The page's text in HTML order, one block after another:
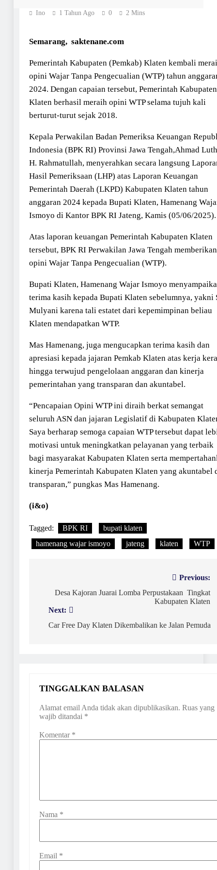
Ino 1 Tahun Ago 0 2 Mins
Semarang, saktenane.com
Pemerintah Kabupaten (Pemkab) Klaten kembali
opini Wajar Tanpa Pengecualian (WTP) tahun
2024. Dengan capaian tersebut, Pemerintah Kabupaten
Klaten berhasil meraih opini WTP selama tujuh kali
berturut-turut sejak 2018.
Kepala Perwakilan Badan Pemeriksa Keuangan
Indonesia (BPK RI) Provinsi Jawa Tengah,Ahmad
H. Rahmatullah, menyerahkan secara langsung
Hasil Pemeriksaan (LHP) atas Laporan Keuangan
Pemerintah Daerah (LKPD) Kabupaten Klaten tahun
anggaran 2024 kepada Bupati Klaten, Hamenang
Ismoyo di Kantor BPK RI Jateng, Kamis (05/06/2025).
Atas laporan keuangan Pemerintah Kabupaten Klaten
tersebut, BPK RI Perwakilan Jawa Tengah memberikan
opini Wajar Tanpa Pengecualian (WTP).
Bupati Klaten, Hamenang Wajar Ismoyo
terima kasih kepada Bupati Klaten sebelumnya, yakni
Mulyani karena tali estatet dari kepemimpinan beliau
Klaten mendapatkan WTP.
Mas Hamenang, juga mengucapkan terima kasih dan
apresiasi kepada jajaran Pemkab Klaten atas kerja
hingga terwujud pengelolaan anggaran dan kinerja
pemerintahan yang transparan dan akuntabel.
“Pencapaian Opini WTP ini diraih berkat semangat
seluruh ASN dan jajaran Legislatif di Kabupaten
Saya berharap semoga capaian WTP tersebut dapat
motivasi untuk meningkatkan pelayanan yang terbaik
bagi masyarakat Kabupaten Klaten serta
kinerja Pemerintah Kabupaten Klaten yang akuntabel
transparan,” pungkas Mas Hamenang.
(i&o)
Tagged: BPK RI
bupati klaten
hamenang wajar ismoyo
jateng klaten WTP
Previous:
Desa Kajoran Juarai Lomba Perpustakaan Tingkat
Kabupaten Klaten
Next:
Car Free Day Klaten Dikembalikan ke Jalan Pemuda
TINGGALKAN BALASAN
Alamat email Anda tidak akan dipublikasikan. Ruas yang
wajib ditandai *
Komentar *
Nama *
Email *